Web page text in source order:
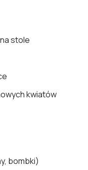
stole
kwiatów
bombki)